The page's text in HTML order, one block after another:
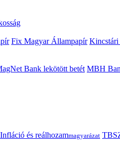
Fix Magyar Állampapír Kincstári
Bank lekötött betét MBH
Infláció és reálhozammagyarázat